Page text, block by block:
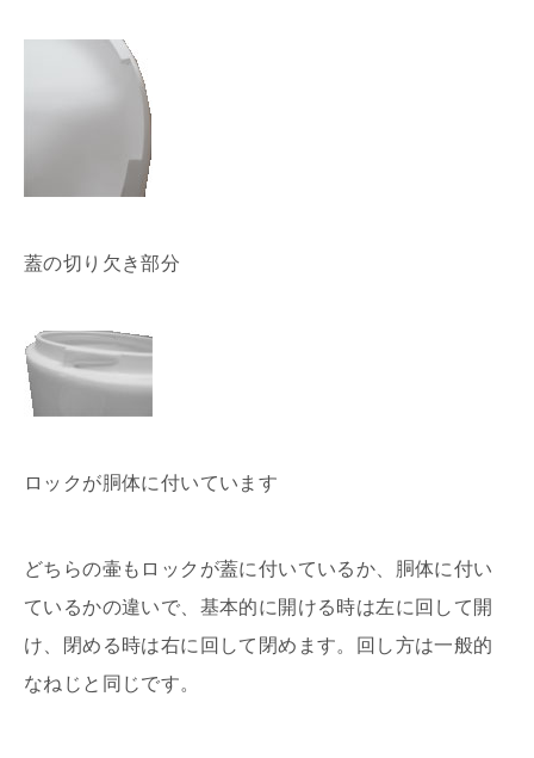
蓋の切り欠き部分
ロックが胴体に付いています
どちらの壷もロックが蓋に付いているか、胴体に付い
ているかの違いで、基本的に開ける時は左に回して開
け、閉める時は右に回して閉めます。回し方は一般的
なねじと同じです。